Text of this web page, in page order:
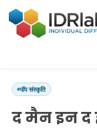
पॉप संस्कृति
द मैन इन द